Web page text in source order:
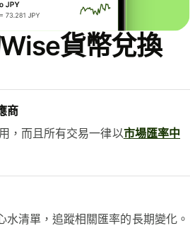
貨幣兌換
商
，而且所有交易一律以市場匯率中
水清單，追蹤相關匯率的長期變化。